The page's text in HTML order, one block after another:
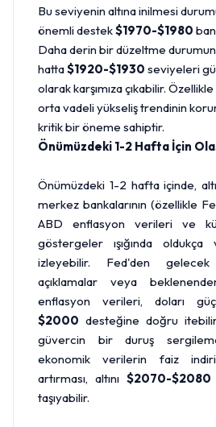
Bu seviyenin altına inilmesi
önemli destek$1970-$1980
Daha derin bir düzeltme
hatta$1920-$1930 seviyeleri
olarak karşımıza çıkabilir. Özellikle
orta vadeli yükseliş trendinin
kritik bir öneme sahiptir.
Önümüzdeki 1-2 Hafta İçin
Önümüzdeki 1-2 hafta içinde,
merkez bankalarının (özellikle
ABD enflasyon verileri ve
göstergeler ışığında
izleyebilir. Fed'den
açıklamalar veya
enflasyon verileri, doları
$2000 desteğine doğru
güvercin bir duruş
ekonomik verilerin faiz
artırması, altını $2070-$2080
taşıyabilir.